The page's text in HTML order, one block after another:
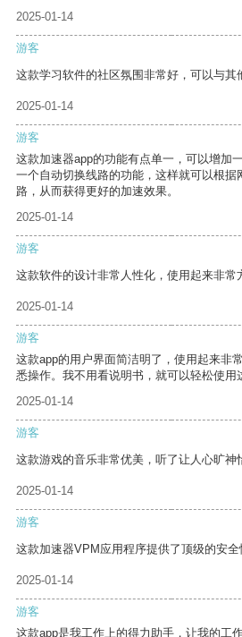
2025-01-14
游客
这款学习软件的社区氛围非常好，可以与其
2025-01-14
游客
这款加速器app的功能有点单一，可以增加
一个自动切换线路的功能，这样就可以根据
路，从而获得更好的加速效果。
2025-01-14
游客
这款软件的设计非常人性化，使用起来非常
2025-01-14
游客
这款app的用户界面简洁明了，使用起来非
悉操作。我不用看说明书，就可以轻松使用
2025-01-14
游客
这款游戏的音乐非常优美，听了让人心旷神
2025-01-14
游客
这款加速器VPM应用程序提供了顶级的安全
2025-01-14
游客
这款app是我工作上的得力助手，让我的工